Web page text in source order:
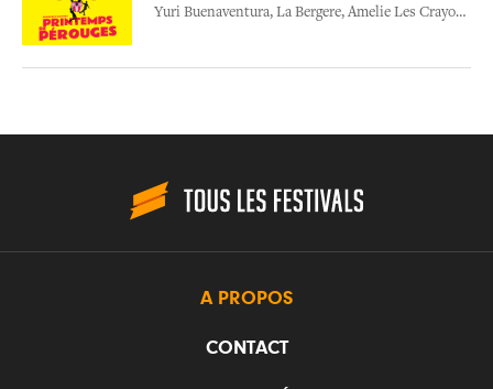
Yuri Buenaventura, La Bergere, Amelie Les Crayons
A PROPOS
CONTACT